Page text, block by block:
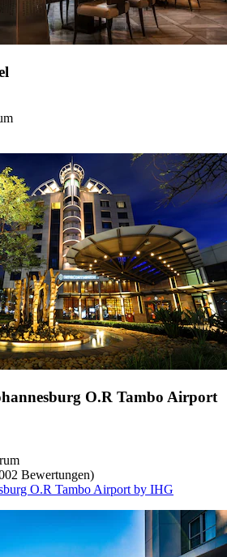
O.R Tambo Airport
Bewertungen)
O.R Tambo Airport by IHG